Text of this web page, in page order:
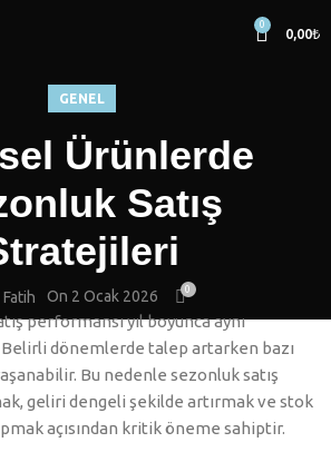
0
0,00₺
GENEL
Ürünlerde
Satış
Fatih On 2 Ocak 2026 0
performansı yıl boyunca aynı
dönemlerde talep artarken bazı
Bu nedenle sezonluk satış
geliri dengeli şekilde artırmak ve stok
açısından kritik öneme sahiptir.